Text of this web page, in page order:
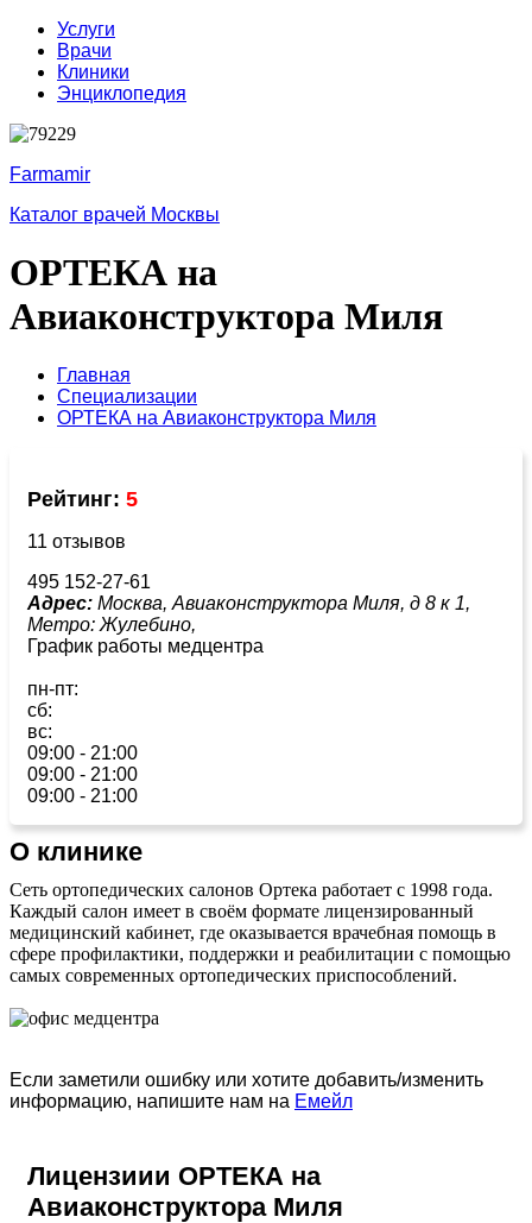
Услуги
Врачи
Клиники
Энциклопедия
Farmamir
Каталог врачей Москвы
ОРТЕКА на
Авиаконструктора Миля
Главная
Специализации
ОРТЕКА на Авиаконструктора Миля
Рейтинг: 5
11 отзывов
495 152-27-61
Адрес: Москва, Авиаконструктора Миля, д 8 к 1,
Метро: Жулебино,
График работы медцентра
пн-пт:
сб:
вс:
09:00 - 21:00
09:00 - 21:00
09:00 - 21:00
О клинике
Сеть ортопедических салонов Ортека работает с 1998 года.
Каждый салон имеет в своём формате лицензированный
медицинский кабинет, где оказывается врачебная помощь в
сфере профилактики, поддержки и реабилитации с помощью
самых современных ортопедических приспособлений.
Если заметили ошибку или хотите добавить/изменить
информацию, напишите нам на Емейл
Лицензиии ОРТЕКА на
Авиаконструктора Миля